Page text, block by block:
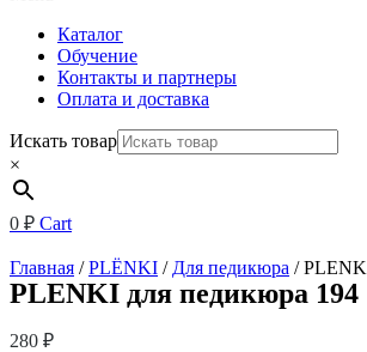
Каталог
Обучение
Контакты и партнеры
Оплата и доставка
Искать товар
×
0 ₽ Cart
Главная /PLЁNKI / Для педикюра /
PLENKI для педикюра 194
280 ₽